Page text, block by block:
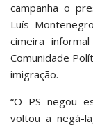
campanha o
Luís
cimeira
Comunidade
imigração.
“O PS negou
voltou a negá-